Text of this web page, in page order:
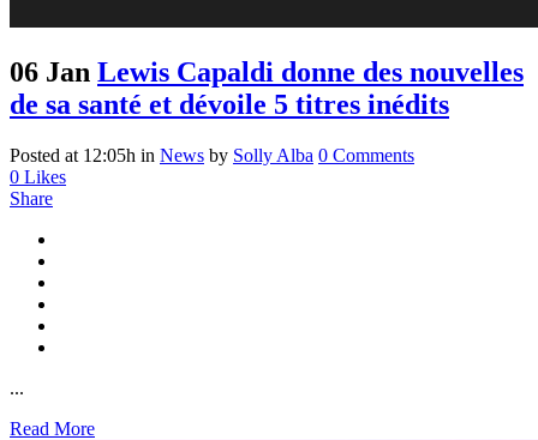
06 Jan Lewis Capaldi donne des nouvelles
de sa santé et dévoile 5 titres inédits
Posted at 12:05h in News by Solly Alba 0 Comments
0 Likes
Share
...
Read More